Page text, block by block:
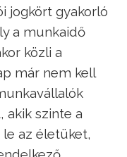
jogkört gyakorló
a munkaidő
közli a
már nem kell
akik szinte a
az életüket,